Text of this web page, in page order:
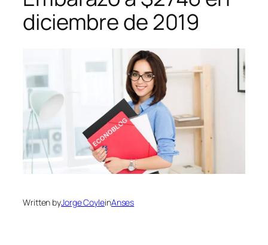
diciembre de 2019
Written byJorge CoyleinAnses